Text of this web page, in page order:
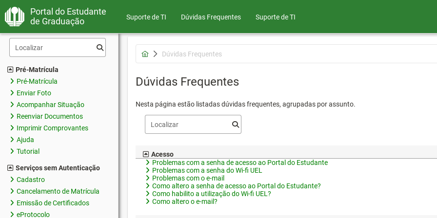
Portal do Estudante
de Graduação
Suporte de TI Dúvidas Frequentes Suporte de TI
Pré-Matrícula
Pré-Matrícula
Enviar Foto
Acompanhar Situação
Reenviar Documentos
Imprimir Comprovantes
Ajuda
Tutorial
Serviços sem Autenticação
Cadastro
Cancelamento de Matrícula
Emissão de Certificados
eProtocolo
Dúvidas Frequentes
Dúvidas Frequentes
Nesta página estão listadas dúvidas frequentes, agrupadas por assunto.
Acesso
Problemas com a senha de acesso ao Portal do Estudante
Problemas com a senha do Wi-fi UEL
Problemas com o e-mail
Como altero a senha de acesso ao Portal do Estudante?
Como habilito a utilização do Wi-fi UEL?
Como altero o e-mail?